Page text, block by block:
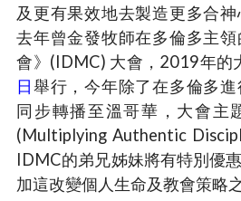
及更有果效地去製造更多合
去年曾金發牧師在多倫多主
會》(IDMC) 大會，2019年的
日舉行，今年除了在多倫多
同步轉播至溫哥華，大會主
(Multiplying Authentic
IDMC的弟兄姊妹將有特別優
加這改變個人生命及教會策略